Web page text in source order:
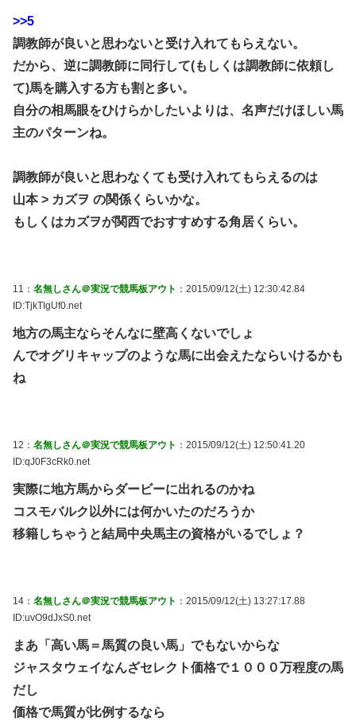
>>5
調教師が良いと思わないと受け入れてもらえない。
だから、逆に調教師に同行して(もしくは調教師に依頼し
て)馬を購入する方も割と多い。
自分の相馬眼をひけらかしたいよりは、名声だけほしい馬
主のパターンね。
調教師が良いと思わなくても受け入れてもらえるのは
山本 > カズヲ の関係くらいかな。
もしくはカズヲが関西でおすすめする角居くらい。
11： 名無しさん＠実況で競馬板アウト ：2015/09/12(土) 12:30:42.84
ID:TjkTIgUf0.net
地方の馬主ならそんなに壁高くないでしょ
んでオグリキャップのような馬に出会えたならいけるかも
ね
12： 名無しさん＠実況で競馬板アウト ：2015/09/12(土) 12:50:41.20
ID:qJ0F3cRk0.net
実際に地方馬からダービーに出れるのかね
コスモバルク以外には何かいたのだろうか
移籍しちゃうと結局中央馬主の資格がいるでしょ？
14： 名無しさん＠実況で競馬板アウト ：2015/09/12(土) 13:27:17.88
ID:uvO9dJxS0.net
まあ「高い馬＝馬質の良い馬」でもないからな
ジャスタウェイなんざセレクト価格で１０００万程度の馬
だし
価格で馬質が比例するなら